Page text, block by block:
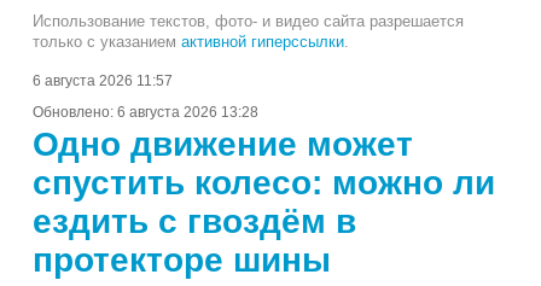
Использование текстов, фото- и видео сайта разрешается
только с указанием активной гиперссылки
6 августа 2026 11:57
Обновлено: 6 августа 2026 13:28
Одно движение может
спустить колесо: можно ли
ездить с гвоздём в
протекторе шины